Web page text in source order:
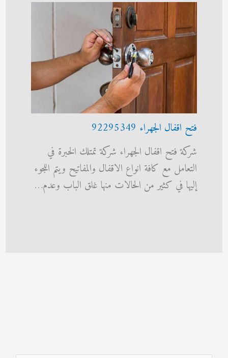
فتح اقفال الجهراء 92295349
شركة فتح اقفال الجهراء شركة تمتلك الخبرة في
التعامل مع كافة انواع الاقفال والمفاتيح ويتم اللجوء
إليها في كثير من الحالات منها غلق الباب وعدم…